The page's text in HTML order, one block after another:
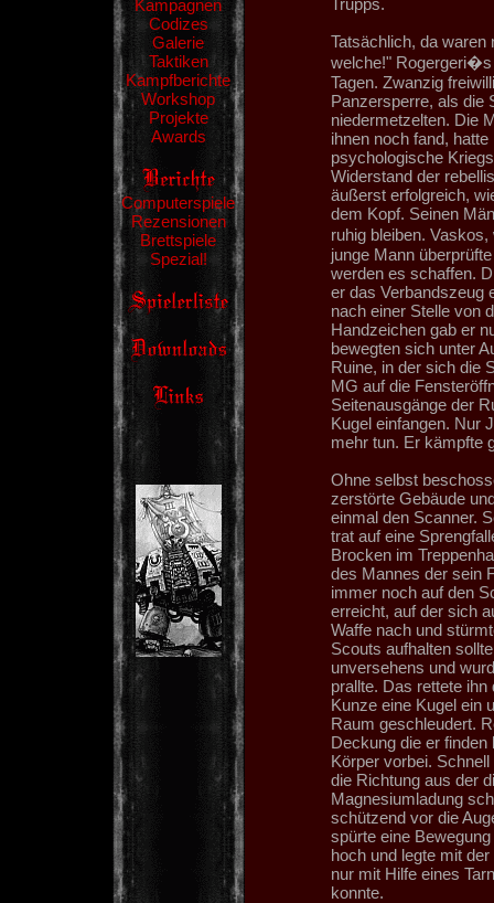
Kampagnen
Codizes
Galerie
Taktiken
Kampfberichte
Workshop
Projekte
Awards
Computerspiele
Rezensionen
Brettspiele
Spezial!
Trupps.
Tatsächlich, da
welche!" Rogergeri�s
Tagen. Zwanzig
Panzersperre, als die
niedermetzelten. Die
ihnen noch fand,
psychologische
Widerstand der
äußerst erfolgreich,
dem Kopf. Seinen
ruhig bleiben.
junge Mann
werden es schaffen.
er das Verbandszeug
nach einer Stelle von
Handzeichen gab er
bewegten sich unter
Ruine, in der sich die
MG auf die
Seitenausgänge der
Kugel einfangen. Nur
mehr tun. Er kämpfte
Ohne selbst
zerstörte Gebäude
einmal den Scanner.
trat auf eine
Brocken im
des Mannes der sein
immer noch auf den
erreicht, auf der sich
Waffe nach und
Scouts aufhalten
unversehens und
prallte. Das rettete
Kunze eine Kugel ein
Raum geschleudert.
Deckung die er
Körper vorbei.
die Richtung aus der
Magnesiumladung
schützend vor die
spürte eine
hoch und legte mit
nur mit Hilfe eines
konnte.